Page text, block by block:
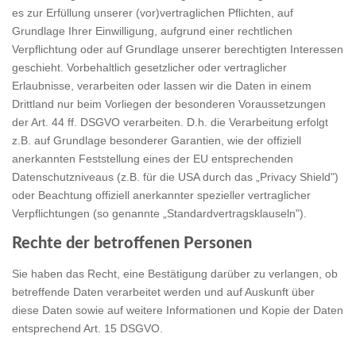
es zur Erfüllung unserer (vor)vertraglichen Pflichten, auf
Grundlage Ihrer Einwilligung, aufgrund einer rechtlichen
Verpflichtung oder auf Grundlage unserer berechtigten Interessen
geschieht. Vorbehaltlich gesetzlicher oder vertraglicher
Erlaubnisse, verarbeiten oder lassen wir die Daten in einem
Drittland nur beim Vorliegen der besonderen Voraussetzungen
der Art. 44 ff. DSGVO verarbeiten. D.h. die Verarbeitung erfolgt
z.B. auf Grundlage besonderer Garantien, wie der offiziell
anerkannten Feststellung eines der EU entsprechenden
Datenschutzniveaus (z.B. für die USA durch das „Privacy Shield")
oder Beachtung offiziell anerkannter spezieller vertraglicher
Verpflichtungen (so genannte „Standardvertragsklauseln").
Rechte der betroffenen Personen
Sie haben das Recht, eine Bestätigung darüber zu verlangen, ob
betreffende Daten verarbeitet werden und auf Auskunft über
diese Daten sowie auf weitere Informationen und Kopie der Daten
entsprechend Art. 15 DSGVO.